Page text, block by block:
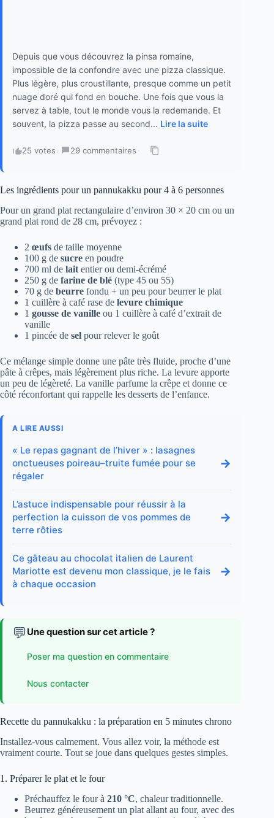
Depuis que vous découvrez la pinsa romaine,
impossible de la confondre avec une pizza classique.
Plus légère, plus croustillante, presque comme un petit
nuage doré qui fond en bouche. Une fois que vous la
servez à table, tout le monde vous la redemande. Et
souvent, la pizza passe au second... Lire la suite
25 votes · 29 commentaires ·
Les ingrédients pour un pannukakku pour 4 à 6 personnes
Pour un grand plat rectangulaire d’environ 30 × 20 cm ou un
grand plat rond de 28 cm, prévoyez :
2 œufs de taille moyenne
100 g de sucre en poudre
700 ml de lait entier ou demi-écrémé
250 g de farine de blé (type 45 ou 55)
70 g de beurre fondu + un peu pour beurrer le plat
1 cuillère à café rase de levure chimique
1 gousse de vanille ou 1 cuillère à café d’extrait de
vanille
1 pincée de sel pour relever le goût
Ce mélange simple donne une pâte très fluide, proche d’une
pâte à crêpes, mais légèrement plus riche. La levure apporte
un peu de légèreté. La vanille parfume la crêpe et donne ce
côté réconfortant qui rappelle les desserts de l’enfance.
A LIRE AUSSI
« Le repas gagnant de l’hiver » : lasagnes
onctueuses poireau–truite fumée pour se
régaler
→
L’astuce indispensable pour réussir à la
perfection la cuisson de vos pommes de
terre rôties
→
Ce gâteau au chocolat italien de Laurent
Mariotte est devenu mon classique, je le fais
à chaque occasion
→
💬 Une question sur cet article ?
Poser ma question en commentaire
Nous contacter
Recette du pannukakku : la préparation en 5 minutes chrono
Installez-vous calmement. Vous allez voir, la méthode est
vraiment courte. Tout se joue dans quelques gestes simples.
1. Préparer le plat et le four
Préchauffez le four à 210 °C, chaleur traditionnelle.
Beurrez généreusement un plat allant au four, avec des